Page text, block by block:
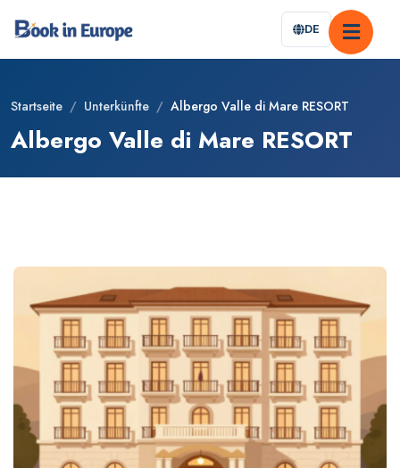
DE
Startseite / Unterkünfte / Albergo Valle di Mare RESORT
Albergo Valle di Mare RESORT